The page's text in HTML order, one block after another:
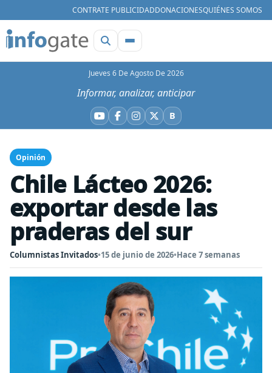
CONTRATE PUBLICIDADDONACIONESQUIÉNES SOMOS
Jueves 6 De Agosto De 2026
Informar, analizar, anticipar
YouTube
Facebook
Instagram
X BBluesky
Opinión
Chile Lácteo 2026:
exportar desde las
praderas del sur
Columnistas Invitados•15 de junio de 2026•Hace 7 semanas